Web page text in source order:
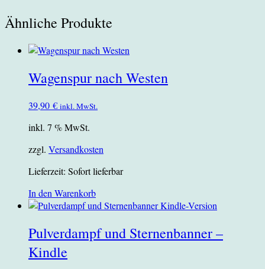
Ähnliche Produkte
Wagenspur nach Westen
39,90 € inkl. MwSt.
inkl. 7 % MwSt.
zzgl. Versandkosten
Lieferzeit: Sofort lieferbar
In den Warenkorb
Pulverdampf und Sternenbanner –
Kindle